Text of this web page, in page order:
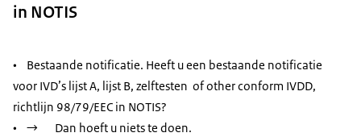
in NOTIS
• Bestaande notificatie. Heeft u een bestaande notificatie
voor IVD’s lijst A, lijst B, zelftesten of other conform IVDD,
richtlijn 98/79/EEC in NOTIS?
• → Dan hoeft u niets te doen.